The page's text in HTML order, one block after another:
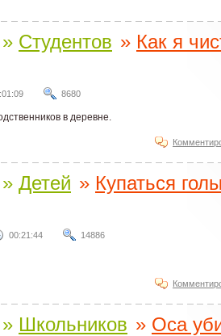
» Студентов » Как я
8680
в деревне.
» Детей » Купаться
00:21:44 14886
» Школьников » Оса